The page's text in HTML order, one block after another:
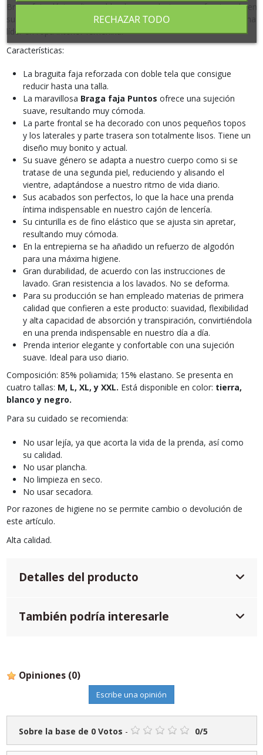
Braga faja clásica alta moldeadora y reductora, confeccionada en
suave y cómoda microfibra por lafirma española Naiara,
líder en ropa interior femenina.
Características:
La braguita faja reforzada con doble tela que consigue
reducir hasta una talla.
La maravillosa Braga faja Puntos ofrece una sujeción
suave, resultando muy cómoda.
La parte frontal se ha decorado con unos pequeños topos
y los laterales y parte trasera son totalmente lisos. Tiene un
diseño muy bonito y actual.
Su suave género se adapta a nuestro cuerpo como si se
tratase de una segunda piel, reduciendo y alisando el
vientre, adaptándose a nuestro ritmo de vida diario.
Sus acabados son perfectos, lo que la hace una prenda
íntima indispensable en nuestro cajón de lencería.
Su cinturilla es de fino elástico que se ajusta sin apretar,
resultando muy cómoda.
En la entrepierna se ha añadido un refuerzo de algodón
para una máxima higiene.
Gran durabilidad, de acuerdo con las instrucciones de
lavado. Gran resistencia a los lavados. No se deforma.
Para su producción se han empleado materias de primera
calidad que confieren a este producto: suavidad, flexibilidad
y alta capacidad de absorción y transpiración, convirtiéndola
en una prenda indispensable en nuestro día a día.
Prenda interior elegante y confortable con una sujeción
suave. Ideal para uso diario.
Composición: 85% poliamida; 15% elastano. Se presenta en
cuatro tallas: M, L, XL, y XXL. Está disponible en color: tierra,
blanco y negro.
Para su cuidado se recomienda:
No usar lejía, ya que acorta la vida de la prenda, así como
su calidad.
No usar plancha.
No limpieza en seco.
No usar secadora.
Por razones de higiene no se permite cambio o devolución de
este artículo.
Alta calidad.
Detalles del producto
También podría interesarle
Opiniones (0)
Escribe una opinión
Sobre la base de 0Votos - 0/5
RECHAZAR TODO